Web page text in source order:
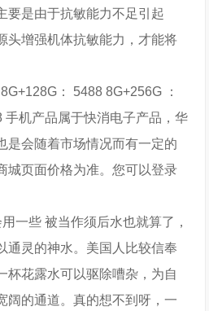
要是由于抗敏能力不足引起
头增强机体抗敏能力，才能将
： 5488 8G+256G ：
手机产品属于快消电子产品，华
是会随着市场情况而有一定的
城页面价格为准。您可以登录
一些 被当作须后水也就算了，
通灵的神水。美国人比较信奉
杯花露水可以驱除嘈杂，为自
阔的通道。真的想不到呀，一